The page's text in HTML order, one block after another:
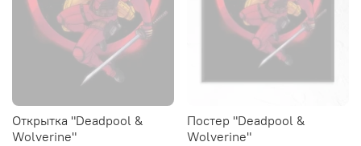
Открытка "Deadpool &
Wolverine"
Постер "Deadpool &
Wolverine"